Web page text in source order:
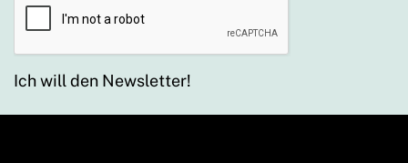
Ich will den Newsletter!